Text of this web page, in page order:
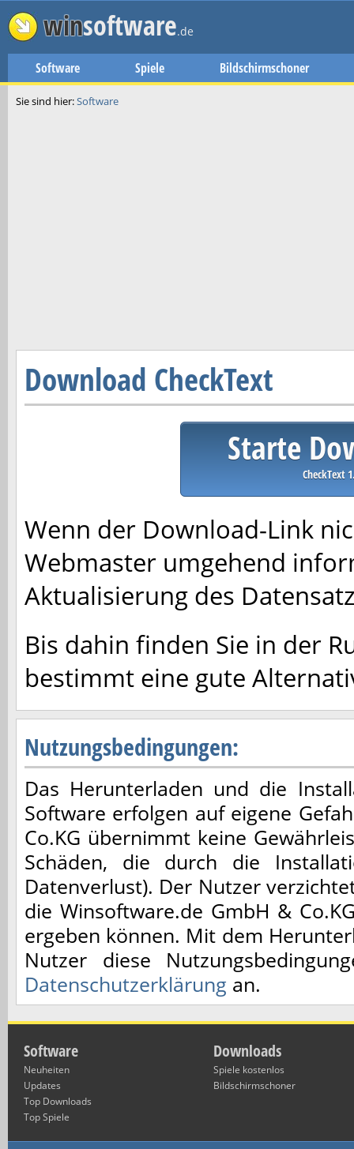
winsoftware.de
Software Spiele Bildschirmschoner
Sie sind hier:Software
Download CheckText
Starte
CheckText
Wenn der Download-Link
Webmaster umgehend
Aktualisierung des
Bis dahin finden Sie in der
bestimmt eine gute
Nutzungsbedingungen:
Das Herunterladen und die
Software erfolgen auf eigene
Co.KG übernimmt keine
Schäden, die durch die
Datenverlust). Der Nutzer
die Winsoftware.de GmbH &
ergeben können. Mit dem
Nutzer diese
Datenschutzerklärung an.
Software
Neuheiten
Updates
Top Downloads
Top Spiele
Downloads
Spiele kostenlos
Bildschirmschoner